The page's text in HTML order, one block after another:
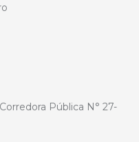
Pública N° 27-